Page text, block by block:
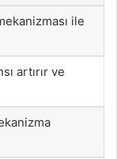
ile
artırır ve